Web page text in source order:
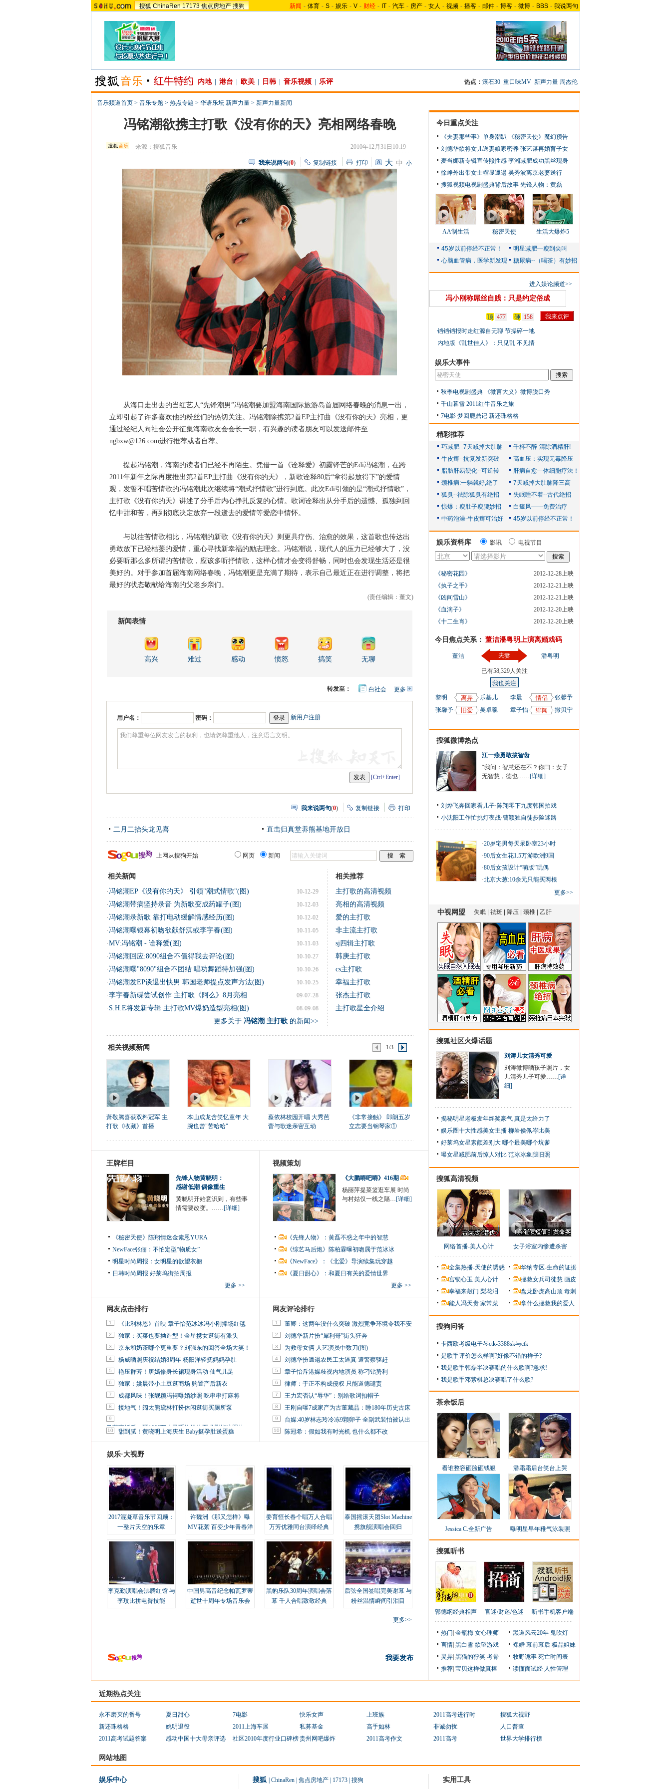
搜狐 ChinaRen 17173 焦点房地产 搜狗 新闻 - 体育 - S - 娱乐 - V - 财经 - IT - 汽车 - 房产 - 女人 - 视频 - 播客 - 邮件 - 博客 - 微博 - BBS - 我说两句
内地 港台 欧美 日韩 音乐视频 乐评 热点： 滚石30 重口味MV 新声力量 周杰伦
音乐频道首页 > 音乐专题 > 热点专题 > 华语乐坛 新声力量 > 新声力量新闻
冯铭潮欲携主打歌《没有你的天》亮相网络春晚
来源：搜狐音乐 2010年12月31日10:19
我来说两句(0) 复制链接 打印 大 中 小
从海口走出去的当红艺人“先锋潮男”冯铭潮要加盟海南国际旅游岛首届网络春晚的消息一出，
立即引起了许多喜欢他的粉丝们的热切关注。冯铭潮除携第2首EP主打曲《没有你的天》亮相，更
通过经纪人向社会公开征集海南歌友会会长一职，有兴趣的读者朋友可以发送邮件至
ngbxw@126.com进行推荐或者自荐。
提起冯铭潮，海南的读者们已经不再陌生。凭借一首《诠释爱》初露锋芒的Edi冯铭潮，在跨
2011年新年之际再度推出第2首EP主打曲《没有你的天》，新歌诠释80后“拿得起放得下”的爱情
观，发誓不唱苦情歌的冯铭潮此次继续将“潮式抒情歌”进行到底。此次Edi引领的是“潮式抒情歌”，
主打歌《没有你的天》讲述了分手后内心挣扎反复的心情。歌词诠释出从分手后的遗憾、孤独到回
忆中甜和苦，再到彻底决定放弃一段逝去的爱情等爱恋中情怀。
与以往苦情歌相比，冯铭潮的新歌《没有你的天》则更具疗伤、治愈的效果，这首歌也传达出
勇敢放下已经枯萎的爱情，重心寻找新幸福的励志理念。冯铭潮说，现代人的压力已经够大了，没
必要听那么多所谓的苦情歌，应该多听抒情歌，这样心情才会变得舒畅，同时也会发现生活还是很
美好的。对于参加首届海南网络春晚，冯铭潮更是充满了期待，表示自己最近正在进行调整，将把
最好的状态敬献给海南的父老乡亲们。
(责任编辑：董文)
新闻表情
高兴 难过 感动 愤怒 搞笑 无聊
更多开
转发至： 白社会
用户名： 密码： 新用户注册
[Ctrl+Enter]
我来说两句(0) 复制链接 打印
二月二抬头龙见喜 直击归真堂养熊基地开放日
上网从搜狗开始 网页 新闻
相关新闻
10-12-29
·冯铭潮EP《没有你的天》 引领"潮式情歌"(图)
10-12-03
·冯铭潮带病坚持录音 为新歌变成药罐子(图)
10-12-02
·冯铭潮录新歌 靠打电动缓解情感经历(图)
10-11-05
·冯铭潮曝银幕初吻欲献舒淇或李宇春(图)
10-11-03
·MV:冯铭潮 - 诠释爱(图)
10-10-27
·冯铭潮回应:8090组合不值得我去评论(图)
10-10-26
·冯铭潮曝"8090"组合不团结 唱功舞蹈待加强(图)
10-10-25
·冯铭潮发EP谈退出快男 韩国老师提点发声方法(图)
09-07-28
·李宇春新碟尝试创作 主打歌《阿么》8月亮相
08-09-08
· S.H.E将发新专辑 主打歌MV爆奶造型亮相(图)
更多关于 冯铭潮 主打歌的新闻>>
相关推荐
主打歌的高清视频
亮相的高清视频
爱的主打歌
非主流主打歌
sj四辑主打歌
韩庚主打歌
cs主打歌
幸福主打歌
张杰主打歌
主打歌星全介绍
相关视频新闻 1/3
萧敬腾喜获双料冠军 主
打歌《收藏》首播
本山成龙含笑忆童年 大
腕也曾"苦哈哈"
蔡依林校园开唱 大秀芭
蕾与歌迷亲密互动
《非常接触》 郎朗五岁
立志要当钢琴家①
王牌栏目
先锋人物黄晓明：
感谢低潮 偶像重生
黄晓明开始意识到，有些事
情需要改变。……[详细]
《秘密天使》陈翔情迷金素恩YURA
NewFace张俪：不怕定型“物质女”
明星时尚周报：女明星的欲望衣橱
日韩时尚周报 好莱坞街拍周报
更多 >>
视频策划
《大鹏嘚吧嘚》416期
杨丽萍提菜篮逛车展 时尚
与村姑仅一线之隔…[详细]
《先锋人物》：黄磊不惑之年中的智慧
《综艺马后炮》陈柏霖曝初吻属于范冰冰
《NewFace》：《北爱》导演续集玩穿越
《夏日甜心》：和夏日有关的爱情世界
更多 >>
网友点击排行
1 《比利林恩》首映 章子怡范冰冰冯小刚捧场红毯
2 独家：买菜也要拗造型！金星携女逛街有派头
3 京东和奶茶哪个更重要？刘强东的回答全场大笑！
4 杨威晒照庆祝结婚8周年 杨阳洋轻抚妈妈孕肚
5 艳压群芳！唐嫣修身长裙现身活动 仙气儿足
6 独家：姚晨带小土豆逛商场 购置产后新衣
7 成都风味！张靓颖冯轲曝婚纱照 吃串串打麻将
8 接地气！阔太熊黛林打扮休闲逛街买厕所泵
9
马蓉离婚后，砸1000万人民币给媒体要求删掉这照片
10 甜到腻！黄晓明上海庆生 Baby挺孕肚送蛋糕
网友评论排行
1 董卿：这两年没什么突破 激烈竞争环境令我不安
2 刘德华新片扮“犀利哥”街头狂奔
3 为救母女俩 人艺演员中数刀(图)
4 刘德华扮邋遢农民工太逼真 遭警察驱赶
5 章子怡斥港媒歧视内地演员 称刁钻势利
6 律师：于正不构成侵权 只能道德谴责
7 王力宏否认“辱华”：别给歌词扣帽子
8 王刚自曝7成家产为古董藏品：睡180年历史古床
9 台媒:40岁林志玲冷冻9颗卵子 全副武装怕被认出
10 陈冠希：假如我有时光机 也什么都不改
娱乐·大视野
2017混凝草音乐节回顾：
一整片天空的乐章
许魏洲《那又怎样》曝
MV花絮 百变少年青春洋
姜育恒长春个唱万人合唱
万芳优雅同台演绎经典
泰国摇滚天团Slot Machine
携旗舰演唱会回归
李克勤演唱会沸腾红馆 与
李玟比拼电臀技能
中国男高音纪念帕瓦罗蒂
逝世十周年专场音乐会
黑豹乐队30周年演唱会落
幕 千人合唱致敬经典
后弦全国签唱完美谢幕 与
粉丝温情瞬间引泪目
更多>>
我要发布
今日重点关注
《夫妻那些事》单身潮趴
《秘密天使》魔幻预告
刘德华欲将女儿送妻娘家密养 张艺谋再婚育子女
麦当娜新专辑宣传照性感 李湘减肥成功黑丝现身
徐峥外出带女士帽显邋遢 吴秀波离京老婆送行
搜狐视频电视剧盛典背后故事 先锋人物：黄磊
AA制生活 秘密天使 生活大爆炸5
进入娱论频道>>
冯小刚称屌丝自贱：只是约定俗成
顶 477 砸
158
铛铛铛报时走红源自无聊 节操碎一地
内地版《乱世佳人》：只见乱 不见情
娱乐大事件
秋季电视剧盛典
《微言大义》微博脱口秀
千山暮雪 2011红牛音乐之旅
7电影 梦回鹿鼎记 新还珠格格
精彩推荐
娱乐资料库 影讯 电视节目
《秘密花园》
2012-12-28上映
《执子之手》
2012-12-21上映
《凶间雪山》
2012-12-21上映
《血滴子》
2012-12-20上映
《十二生肖》
2012-12-20上映
今日焦点关系： 董洁潘粤明上演离婚戏码
董洁 夫妻
已有58,329人关注
我也关注
潘粤明
黎明 离异
乐基儿
张馨予
旧爱 吴卓羲
李晨 情侣
张馨予
章子怡
绯闻 撒贝宁
搜狐微博热点
江一燕勇敢拔智齿
“我问：智慧还在不？你曰：女子
无智慧，德也……[详细]
刘烨飞奔回家看儿子·陈翔零下九度韩国拍戏
小沈阳工作忙挑灯夜战·曹颖独自徒步险迷路
·20岁宅男每天呆卧室23小时
·90后女生花1.5万游欧洲9国
·80后女孩设计“萌版”玩偶
·北京大葱:10余元只能买两根
更多>>
搜狐社区火爆话题
刘涛儿女清秀可爱
刘涛微博晒孩子照片，女
儿清秀儿子可爱……[详
细]
揭秘明星老板发年终奖豪气 真是太给力了
娱乐圈十大性感美女主播 柳岩侯佩岑比美
好莱坞女星素颜差别大 哪个最美哪个坑爹
曝女星减肥前后惊人对比 范冰冰象腿旧照
搜狐高清视频
网络首播-美人心计 女子浴室内惨遭杀害
全集热播-天使的诱惑
华纳专区-生命的证据
宫锁心玉 美人心计 拯救女兵司徒慧 画皮
幸福来敲门 梨花泪 盘龙卧虎高山顶 毒刺
能人冯天贵 家常菜 拿什么拯救我的爱人
搜狗问答
卡西欧考级电子琴ctk-3388sk与ctk
是歌手评价怎么样啊?好像不错的样子?
我是歌手韩磊半决赛唱的什么歌啊?急求!
我是歌手邓紫棋总决赛唱了什么歌?
茶余饭后
看谁整容砸脸砸钱狠 潘霜霜后台笑台上哭
Jessica C.全新广告 曝明星早年稚气泳装照
搜狐听书
郭德纲经典相声 官迷/财迷/色迷 听书手机客户端
热门 金瓶梅 女心理师 黑道风云20年 鬼吹灯
言情 黑白雪 欲望游戏 裸婚 幕前幕后 极品姐妹
灵异 黑猫的狞笑 考骨 牧野诡事 死亡时间表
推荐 宝贝这样做真棒 读懂面试经 人性管理
近期热点关注
永不磨灭的番号 夏日甜心 7电影 快乐女声 上班族 2011高考进行时
搜狐大视野
新还珠格格
姚明退役 2011上海车展 私募基金 高手如林 非诚勿扰
人口普查
2011高考试题答案
感动中国十大母亲评选 社区2010年度行业口碑榜贵州网吧爆炸 2011高考作文 2011高考 世界大学排行榜
网站地图
娱乐中心 搜狐 ChinaRen 焦点房地产 17173 搜狗 实用工具